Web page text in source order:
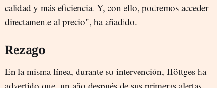
calidad y más eficiencia. Y, con ello, podremos acceder
directamente al precio", ha añadido.
Rezago
En la misma línea, durante su intervención, Höttges ha
advertido que, un año después de sus primeras alertas,